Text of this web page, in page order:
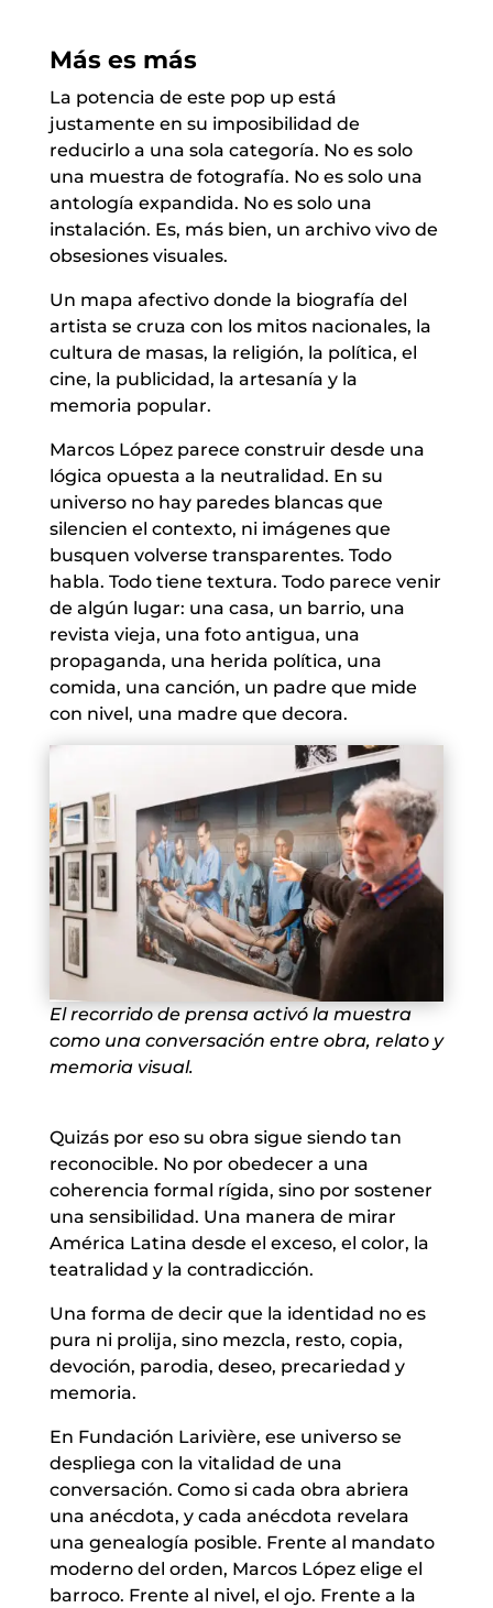
Más es más
La potencia de este pop up está
justamente en su imposibilidad de
reducirlo a una sola categoría. No es solo
una muestra de fotografía. No es solo una
antología expandida. No es solo una
instalación. Es, más bien, un archivo vivo de
obsesiones visuales.
Un mapa afectivo donde la biografía del
artista se cruza con los mitos nacionales, la
cultura de masas, la religión, la política, el
cine, la publicidad, la artesanía y la
memoria popular.
Marcos López parece construir desde una
lógica opuesta a la neutralidad. En su
universo no hay paredes blancas que
silencien el contexto, ni imágenes que
busquen volverse transparentes. Todo
habla. Todo tiene textura. Todo parece venir
de algún lugar: una casa, un barrio, una
revista vieja, una foto antigua, una
propaganda, una herida política, una
comida, una canción, un padre que mide
con nivel, una madre que decora.
El recorrido de prensa activó la muestra
como una conversación entre obra, relato y
memoria visual.
Quizás por eso su obra sigue siendo tan
reconocible. No por obedecer a una
coherencia formal rígida, sino por sostener
una sensibilidad. Una manera de mirar
América Latina desde el exceso, el color, la
teatralidad y la contradicción.
Una forma de decir que la identidad no es
pura ni prolija, sino mezcla, resto, copia,
devoción, parodia, deseo, precariedad y
memoria.
En Fundación Larivière, ese universo se
despliega con la vitalidad de una
conversación. Como si cada obra abriera
una anécdota, y cada anécdota revelara
una genealogía posible. Frente al mandato
moderno del orden, Marcos López elige el
barroco. Frente al nivel, el ojo. Frente a la